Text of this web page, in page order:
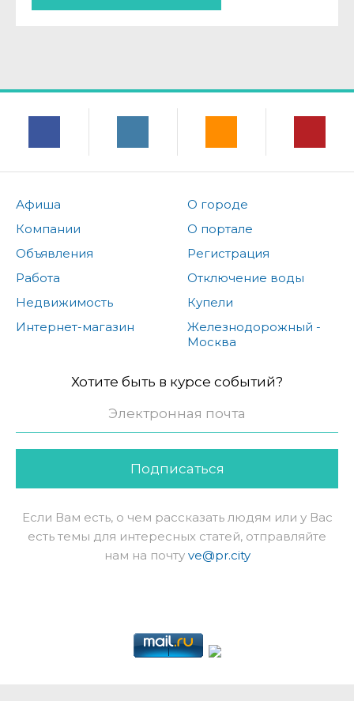
Афиша
Компании
Объявления
Работа
Недвижимость
Интернет-магазин
О городе
О портале
Регистрация
Отключение воды
Купели
Железнодорожный -
Москва
Хотите быть в курсе событий?
Подписаться
Если Вам есть, о чем рассказать людям или у Вас
есть темы для интересных статей, отправляйте
нам на почту ve@pr.city